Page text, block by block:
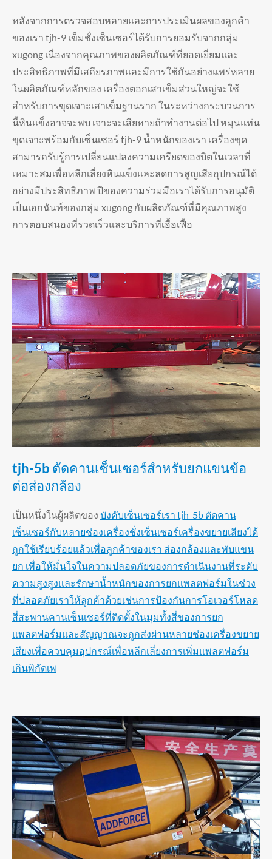
หลังจากการตรวจสอบหลายและการประเมินผลของลูกค้า
ของเรา tjh-9 เข็มชั่งเซ็นเซอร์ได้รับการยอมรับจากกลุ่ม
xugong เนื่องจากคุณภาพของผลิตภัณฑ์ที่ยอดเยี่ยมและ
ประสิทธิภาพที่มีเสถียรภาพและมีการใช้กันอย่างแพร่หลาย
ในผลิตภัณฑ์หลักของ เครื่องตอกเสาเข็มส่วนใหญ่จะใช้
สำหรับการขุดเจาะเสาเข็มฐานราก ในระหว่างกระบวนการ
นี้หินแข็งอาจจะพบ เจาะจะเสียหายถ้าทำงานต่อไป หมุนแท่น
ขุดเจาะพร้อมกับเซ็นเซอร์ tjh-9 น้ำหนักของเรา เครื่องขุด
สามารถรับรู้การเปลี่ยนแปลงความเครียดของบิตในเวลาที่
เหมาะสมเพื่อหลีกเลี่ยงหินแข็งและลดการสูญเสียอุปกรณ์ได้
อย่างมีประสิทธิภาพ ปีของความร่วมมือเราได้รับการอนุมัติ
เป็นเอกฉันท์ของกลุ่ม xugong กับผลิตภัณฑ์ที่มีคุณภาพสูง
การตอบสนองที่รวดเร็วและบริการที่เอื้อเฟื้อ
tjh-5b ตัดคานเซ็นเซอร์สำหรับยกแขนข้อ
ต่อส่องกล้อง
เป็นหนึ่งในผู้ผลิตของ บังคับเซ็นเซอร์เรา tjh-5b ตัดคาน
เซ็นเซอร์กับหลายช่องเครื่องชั่งเซ็นเซอร์เครื่องขยายเสียงได้
ถูกใช้เรียบร้อยแล้วเพื่อลูกค้าของเรา ส่องกล้องและพับแขน
ยก เพื่อให้มั่นใจในความปลอดภัยของการดำเนินงานที่ระดับ
ความสูงสูงและรักษาน้ำหนักของการยกแพลตฟอร์มในช่วง
ที่ปลอดภัยเราให้ลูกค้าด้วยเช่นการป้องกันการโอเวอร์โหลด
สี่สะพานคานเซ็นเซอร์ที่ติดตั้งในมุมทั้งสี่ของการยก
แพลตฟอร์มและสัญญาณจะถูกส่งผ่านหลายช่องเครื่องขยาย
เสียงเพื่อควบคุมอุปกรณ์เพื่อหลีกเลี่ยงการเพิ่มแพลตฟอร์ม
เกินพิกัดเพ